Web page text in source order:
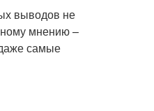
выводов не
мнению –
самые